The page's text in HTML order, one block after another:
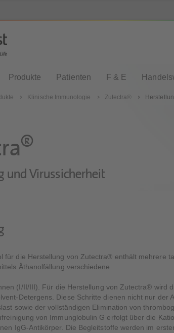
®
und Virussicherheit
Produkte Patienten F & E
Klinische Immunologie Zutectra®
für die Herstellung von Zutectra® enthält mehrere
Äthanolfällung verschiedene
(I/II/III). Für die Herstellung von Zutectra® wird
Detergens. Diese Schritte dienen nicht nur
sowie der vollständigen Elimination von
von Immunglobulin G erfolgt über die
IgG-Antikörper. Die Begleitstoffe werden im